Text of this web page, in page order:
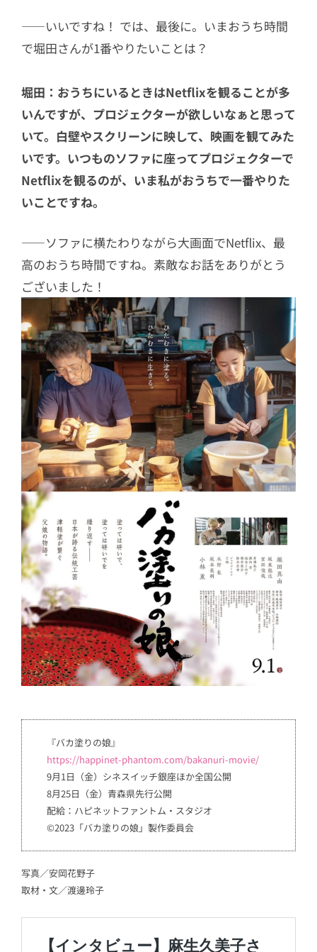
――いいですね！ では、最後に。いまおうち時間
で堀田さんが1番やりたいことは？
堀田：おうちにいるときはNetflixを観ることが多
いんですが、プロジェクターが欲しいなぁと思って
いて。白壁やスクリーンに映して、映画を観てみた
いです。いつものソファに座ってプロジェクターで
Netflixを観るのが、いま私がおうちで一番やりた
いことですね。
――ソファに横たわりながら大画面でNetflix、最
高のおうち時間ですね。素敵なお話をありがとう
ございました！
『バカ塗りの娘』
https://happinet-phantom.com/bakanuri-movie/
9月1日（金）シネスイッチ銀座ほか全国公開
8月25日（金）青森県先行公開
配給：ハピネットファントム・スタジオ
©︎2023「バカ塗りの娘」製作委員会
写真／安岡花野子
取材・文／渡邊玲子